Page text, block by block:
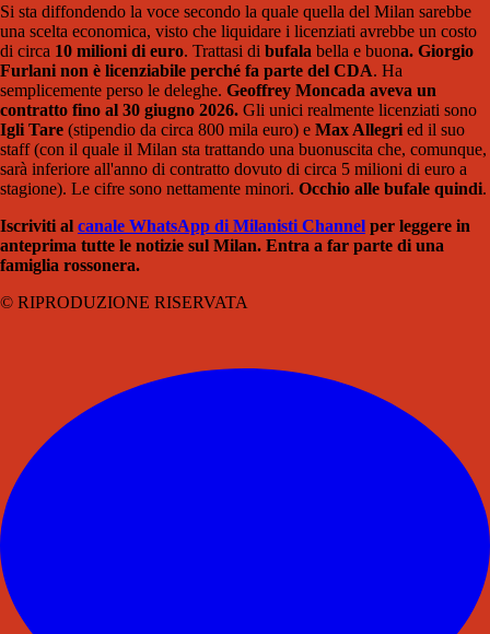
Si sta diffondendo la voce secondo la quale quella del Milan sarebbe
una scelta economica, visto che liquidare i licenziati avrebbe un costo
di circa 10 milioni di euro. Trattasi di bufala bella e buona. Giorgio
Furlani non è licenziabile perché fa parte del CDA. Ha
semplicemente perso le deleghe. Geoffrey Moncada aveva un
contratto fino al 30 giugno 2026. Gli unici realmente licenziati sono
Igli Tare (stipendio da circa 800 mila euro) e Max Allegri ed il suo
staff (con il quale il Milan sta trattando una buonuscita che, comunque,
sarà inferiore all'anno di contratto dovuto di circa 5 milioni di euro a
stagione). Le cifre sono nettamente minori. Occhio alle bufale quindi.
Iscriviti al canale WhatsApp di Milanisti Channel per leggere in
anteprima tutte le notizie sul Milan. Entra a far parte di una
famiglia rossonera.
© RIPRODUZIONE RISERVATA